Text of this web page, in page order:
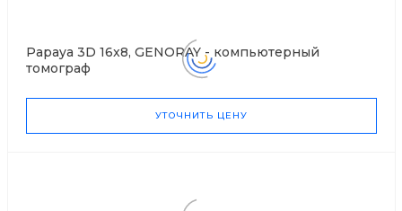
Papaya 3D 16x8, GENORAY - компьютерный
томограф
УТОЧНИТЬ ЦЕНУ